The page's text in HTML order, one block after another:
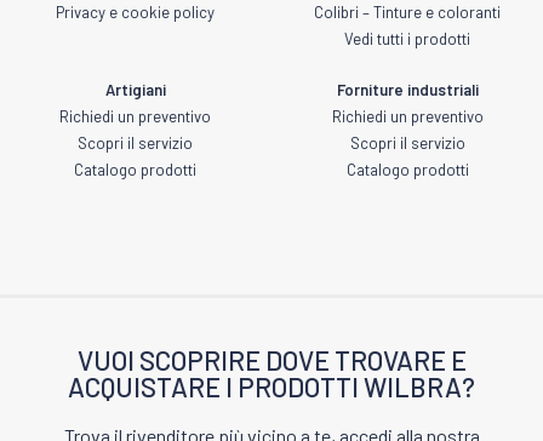
Privacy e cookie policy
Colibri – Tinture e coloranti
Vedi tutti i prodotti
Artigiani
Richiedi un preventivo
Scopri il servizio
Catalogo prodotti
Forniture industriali
Richiedi un preventivo
Scopri il servizio
Catalogo prodotti
VUOI SCOPRIRE DOVE TROVARE E
ACQUISTARE I PRODOTTI WILBRA?
Trova il rivenditore più vicino a te, accedi alla nostra